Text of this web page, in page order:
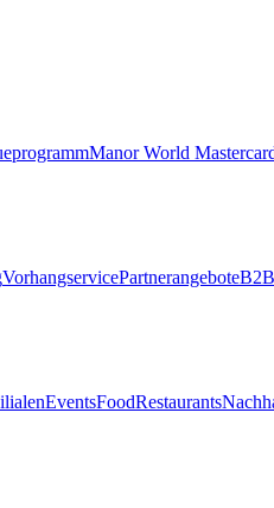
Manor World
VorhangservicePartnerangebote
EventsFoodRestaurants